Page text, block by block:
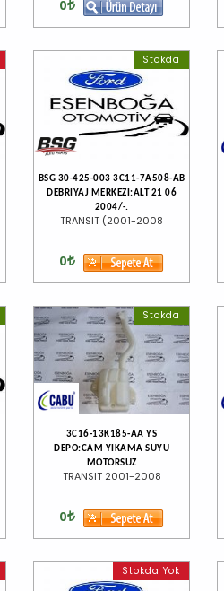
0
Stokda
BSG 30-425-003 3C11-7A508-AB
DEBRIYAJ MERKEZI:ALT 21 06
2004/-.
TRANSIT (2001-2008
0
Stokda
3C16-13K185-AA YS
DEPO:CAM YIKAMA SUYU
MOTORSUZ
TRANSIT 2001-2008
0
Stokda Yok